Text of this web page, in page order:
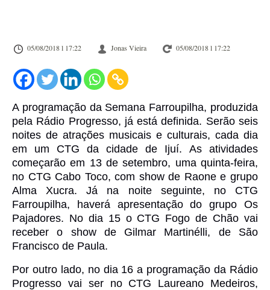
05/08/2018 l 17:22 Jonas Vieira 05/08/2018 l 17:22
A programação da Semana Farroupilha, produzida
pela Rádio Progresso, já está definida. Serão seis
noites de atrações musicais e culturais, cada dia
em um CTG da cidade de Ijuí. As atividades
começarão em 13 de setembro, uma quinta-feira,
no CTG Cabo Toco, com show de Raone e grupo
Alma Xucra. Já na noite seguinte, no CTG
Farroupilha, haverá apresentação do grupo Os
Pajadores. No dia 15 o CTG Fogo de Chão vai
receber o show de Gilmar Martinélli, de São
Francisco de Paula.
Por outro lado, no dia 16 a programação da Rádio
Progresso vai ser no CTG Laureano Medeiros,